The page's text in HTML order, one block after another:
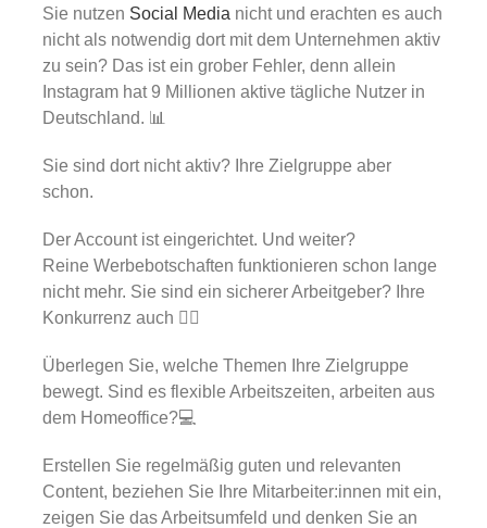
Gold
Über uns
Karriere
Sie nutzen Social Media nicht und erachten es auch
nicht als notwendig dort mit dem Unternehmen aktiv
zu sein? Das ist ein grober Fehler, denn allein
Instagram hat 9 Millionen aktive tägliche Nutzer in
Deutschland. 📊
Sie sind dort nicht aktiv? Ihre Zielgruppe aber
schon.
Der Account ist eingerichtet. Und weiter?
Reine Werbebotschaften funktionieren schon lange
nicht mehr. Sie sind ein sicherer Arbeitgeber? Ihre
Konkurrenz auch 🤷‍♂️
Überlegen Sie, welche Themen Ihre Zielgruppe
bewegt. Sind es flexible Arbeitszeiten, arbeiten aus
dem Homeoffice?💻
Erstellen Sie regelmäßig guten und relevanten
Content, beziehen Sie Ihre Mitarbeiter:innen mit ein,
zeigen Sie das Arbeitsumfeld und denken Sie an